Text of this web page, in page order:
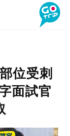
位受刺
面試官